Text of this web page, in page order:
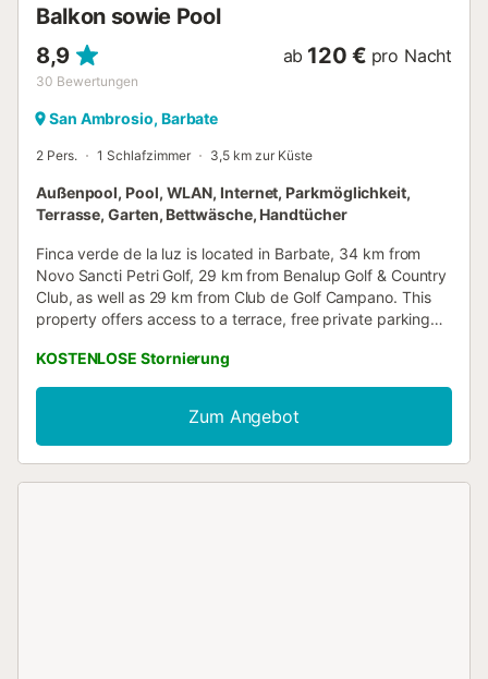
Balkon sowie Pool
8,9
30 Bewertungen
ab 120 € pro Nacht
San Ambrosio, Barbate
2 Pers. 1 Schlafzimmer 3,5 km zur Küste
Außenpool, Pool, WLAN, Internet, Parkmöglichkeit,
Terrasse, Garten, Bettwäsche, Handtücher
Finca verde de la luz is located in Barbate, 34 km from
Novo Sancti Petri Golf, 29 km from Benalup Golf & Country
Club, as well as 29 km from Club de Golf Campano. This
property offers access to a terrace, free private parking
KOSTENLOSE Stornierung
Zum Angebot